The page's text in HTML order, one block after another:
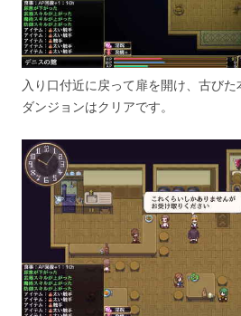
入り口付近に戻って扉を開け、古び
ダンジョンはクリアです。